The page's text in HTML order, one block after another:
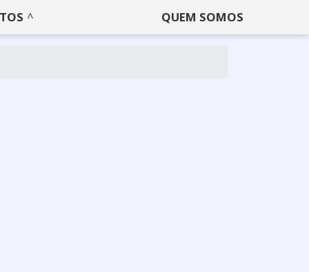
QUEM SOMOS